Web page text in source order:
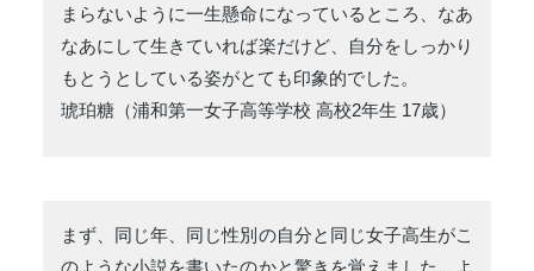
まらないように一生懸命になっているところ、なあ
なあにして生きていれば楽だけど、自分をしっかり
もとうとしている姿がとても印象的でした。
琥珀糖（浦和第一女子高等学校 高校2年生 17歳）
まず、同じ年、同じ性別の自分と同じ女子高生がこ